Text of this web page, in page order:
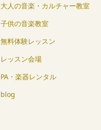
大人の音楽・カルチャー教室
子供の音楽教室
無料体験レッスン
レッスン会場
PA・楽器レンタル
blog